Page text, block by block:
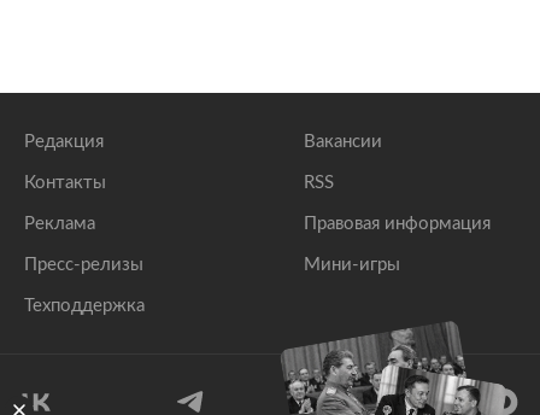
Редакция
Контакты
Реклама
Пресс-релизы
Техподдержка
Вакансии
RSS
Правовая информация
Мини-игры